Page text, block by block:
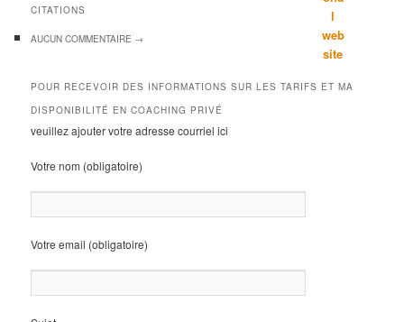
CITATIONS
AUCUNCOMMENTAIRE →
POUR RECEVOIR DES INFORMATIONS SUR LES TARIFS ET MA
DISPONIBILITÉ EN COACHING PRIVÉ
veuillez ajouter votre adresse courriel ici
Votre nom (obligatoire)
Votre email (obligatoire)